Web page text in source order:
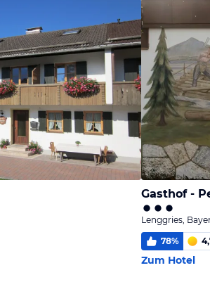
Gasthof -
Lenggries,
78%
Zum Hotel